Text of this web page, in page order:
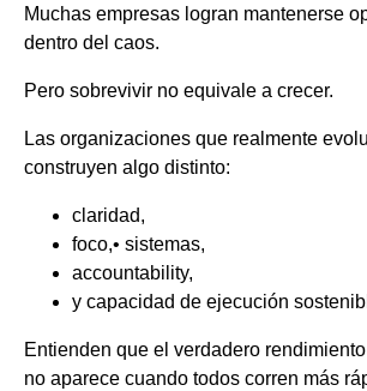
Muchas empresas logran mantenerse
dentro del caos.
Pero sobrevivir no equivale a crecer.
Las organizaciones que realmente
construyen algo distinto:
claridad,
foco,• sistemas,
accountability,
y capacidad de ejecución
Entienden que el verdadero
no aparece cuando todos corren más